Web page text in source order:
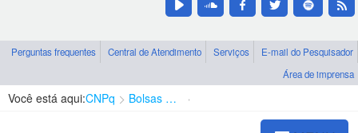
Perguntas frequentes Central de Atendimento Serviços
E-mail do Pesquisador
Área de imprensa
Você está aqui:CNPq Bolsas e Auxílios Vigentes